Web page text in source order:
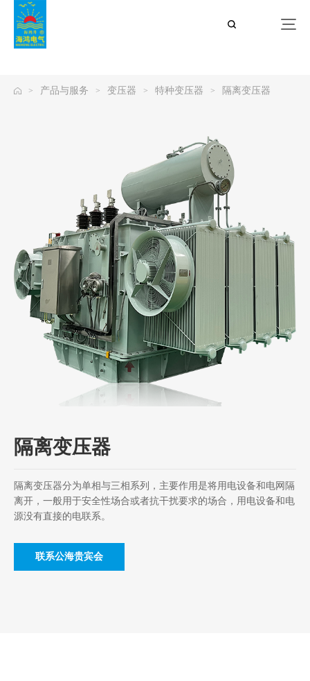
公海贵宾会
> 产品与服务 > 变压器 > 特种变压器 > 隔离变压器
隔离变压器
隔离变压器分为单相与三相系列，主要作用是将用电设备和电网隔
离开，一般用于安全性场合或者抗干扰要求的场合，用电设备和电
源没有直接的电联系。
联系公海贵宾会